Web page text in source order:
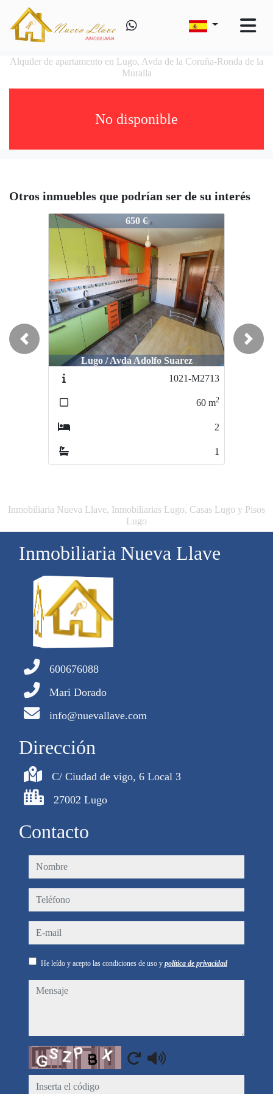
Alquiler de apartamento en Lugo, Avda de la Coruña-Ronda de la
Muralla
No disponible
Otros inmuebles que podrían ser de su interés
1188-K2876
650 €
Lugo / Avda Adolfo Suarez
1021-M2713
60 m2
2
1
Previous Next
Inmobiliaria Nueva Llave, Inmobiliarias Lugo, Casas Lugo y Pisos
Lugo
Inmobiliaria Nueva Llave
600676088
Mari Dorado
info@nuevallave.com
Dirección
C/ Ciudad de vigo, 6 Local 3
27002 Lugo
Contacto
nombre
teléfono
e-mail
He leído y acepto las condiciones de uso y política de privacidad
mensaje
Captcha